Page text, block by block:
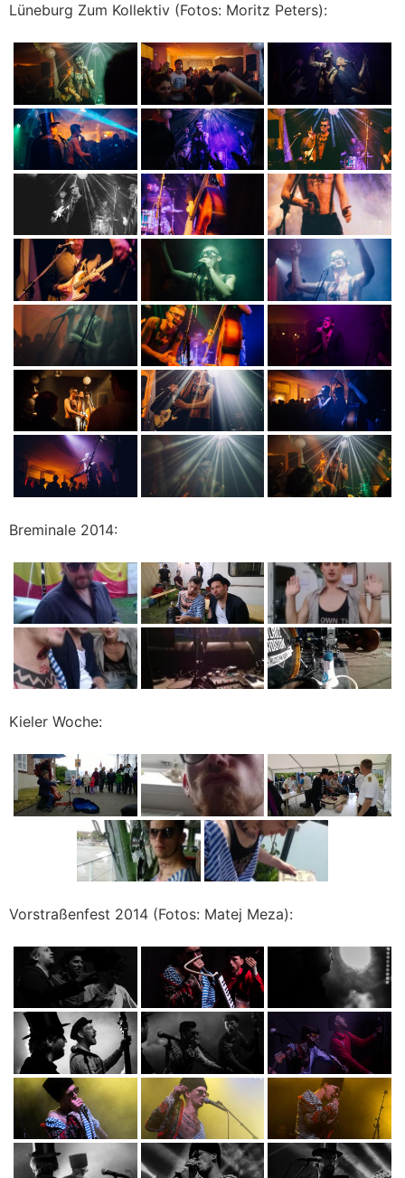
Lüneburg Zum Kollektiv (Fotos: Moritz Peters):
Breminale 2014:
Kieler Woche:
Vorstraßenfest 2014 (Fotos: Matej Meza):